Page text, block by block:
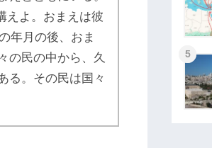
えよ。おまえは彼
年月の後、おま
の民の中から、久
る。その民は国々
5